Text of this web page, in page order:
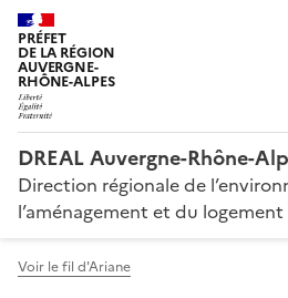
PRÉFET
DE LA RÉGION
AUVERGNE-
RHÔNE-ALPES
DREAL Auvergne-Rhône-
Direction régionale de
l’aménagement et du logement
Voir le fil d'Ariane